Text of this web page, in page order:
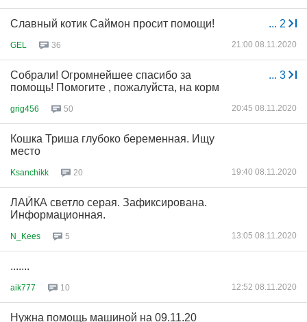
... 2
Славный котик Саймон просит помощи!
GEL 36 21:00 08.11.2020
... 3
Собрали! Огромнейшее спасибо за
помощь! Помогите , пожалуйста, на корм
grig456 50 20:45 08.11.2020
Кошка Триша глубоко беременная. Ищу
место
Ksanchikk 20 19:40 08.11.2020
ЛАЙКА светло серая. Зафиксирована.
Информационная.
N_Kees 5 13:05 08.11.2020
.......
aik777 10 12:52 08.11.2020
Нужна помощь машиной на 09.11.20